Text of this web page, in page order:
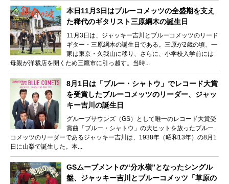
本日11月3日はブルーコメッツの全盛期を支え
た稀代のギタリスト三原綱木の誕生日
11月3日は、ジャッキー吉川とブルーコメッツのリード
ギター・三原綱木の誕生日である。三原が2歳の頃、一
家は東京・久我山に移り、さらに、小学校入学前には
母親が洋裁店を開くため三鷹市に引っ越す。当時...
8月1日は「ブルー・シャトウ」でレコード大賞
を受賞したブルーコメッツのリーダー、ジャッ
キー吉川の誕生日
グループサウンズ（GS）として唯一のレコード大賞受
賞曲「ブルー・シャトウ」の大ヒットを放ったブルー
コメッツのリーダーであるジャッキー吉川は、1938年（昭和13年）の8月1
日に山梨で誕生した。本...
GSムーブメントの“分水嶺”となったシングル
盤、ジャッキー吉川とブルーコメッツ「草原の